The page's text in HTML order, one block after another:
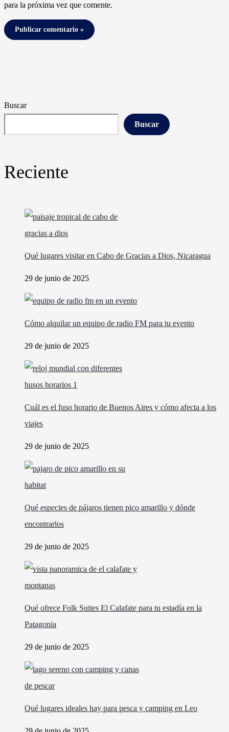
para la próxima vez que comente.
Buscar
Buscar
Reciente
Qué lugares visitar en Cabo de Gracias a Dios, Nicaragua
29 de junio de 2025
Cómo alquilar un equipo de radio FM para tu evento
29 de junio de 2025
Cuál es el fuso horario de Buenos Aires y cómo afecta a los
viajes
29 de junio de 2025
Qué especies de pájaros tienen pico amarillo y dónde
encontrarlos
29 de junio de 2025
Qué ofrece Folk Suites El Calafate para tu estadía en la
Patagonia
29 de junio de 2025
Qué lugares ideales hay para pesca y camping en Leo